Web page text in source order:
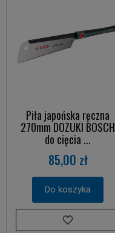
Piła japońska ręczna
270mm DOZUKI BOSCH
do cięcia ...
85,00 zł
Do koszyka